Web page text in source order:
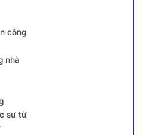
công
nhà
sư tử